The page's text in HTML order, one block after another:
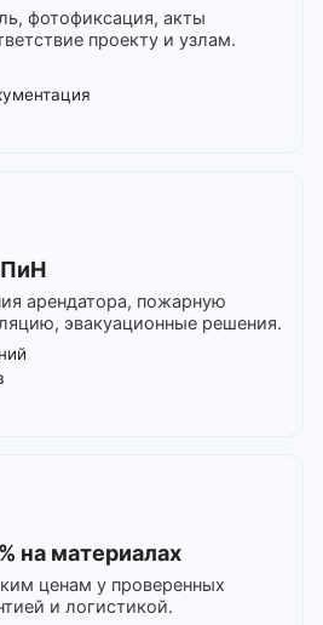
фотофиксация, акты
проекту и узлам.
арендатора, пожарную
эвакуационные решения.
на материалах
ценам у проверенных
и логистикой.